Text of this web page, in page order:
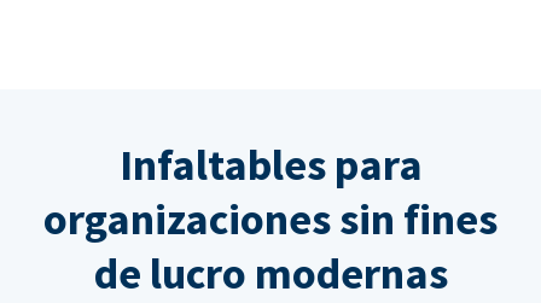
Infaltables para
organizaciones sin fines
de lucro modernas